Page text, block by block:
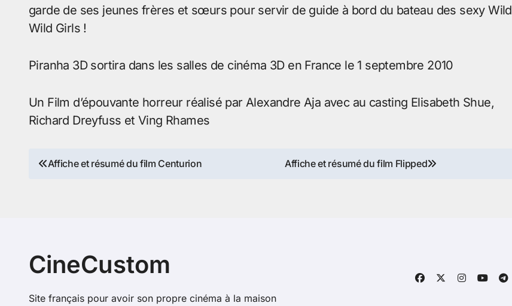
garde de ses jeunes frères et sœurs pour servir de guide à bord du bateau des sexy Wild
Wild Girls !
Piranha 3D sortira dans les salles de cinéma 3D en France le 1 septembre 2010
Un Film d’épouvante horreur réalisé par Alexandre Aja avec au casting Elisabeth Shue,
Richard Dreyfuss et Ving Rhames
Navigation
Affiche et résumé du film Centurion Affiche et résumé du film Flipped
CineCustom
Site français pour avoir son propre cinéma à la maison